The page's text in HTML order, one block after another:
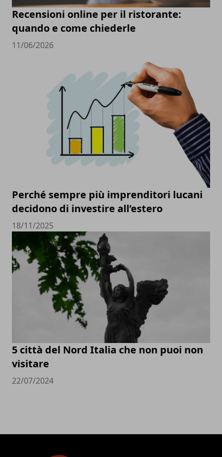
Recensioni online per il ristorante:
quando e come chiederle
11/06/2026
Perché sempre più imprenditori lucani
decidono di investire all’estero
18/11/2025
5 città del Nord Italia che non puoi non
visitare
22/07/2024